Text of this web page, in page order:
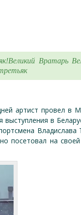
Вратарь
артист провел в
в
Владислава
посетовал на своей